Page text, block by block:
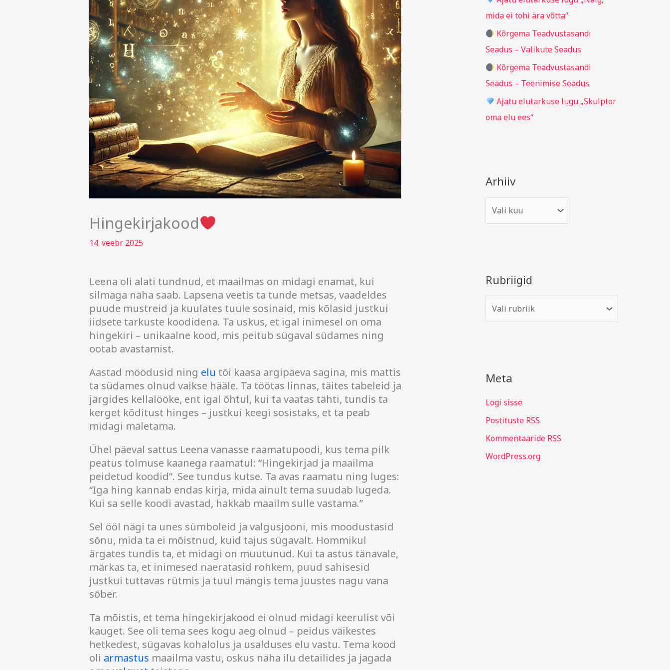
Hingekirjakood
14. veebr 2025
Leena oli alati tundnud, et maailmas on midagi enamat, kui
silmaga näha saab. Lapsena veetis ta tunde metsas, vaadeldes
puude mustreid ja kuulates tuule sosinaid, mis kõlasid justkui
iidsete tarkuste koodidena. Ta uskus, et igal inimesel on oma
hingekiri – unikaalne kood, mis peitub sügaval südames ning
ootab avastamist.
Aastad möödusid ning elu tõi kaasa argipäeva sagina, mis mattis
ta südames olnud vaikse hääle. Ta töötas linnas, täites tabeleid ja
järgides kellalööke, ent igal õhtul, kui ta vaatas tähti, tundis ta
kerget kõditust hinges – justkui keegi sosistaks, et ta peab
midagi mäletama.
Ühel päeval sattus Leena vanasse raamatupoodi, kus tema pilk
peatus tolmuse kaanega raamatul: “Hingekirjad ja maailma
peidetud koodid”. See tundus kutse. Ta avas raamatu ning luges:
“Iga hing kannab endas kirja, mida ainult tema suudab lugeda.
Kui sa selle koodi avastad, hakkab maailm sulle vastama.”
Sel ööl nägi ta unes sümboleid ja valgusjooni, mis moodustasid
sõnu, mida ta ei mõistnud, kuid tajus sügavalt. Hommikul
ärgates tundis ta, et midagi on muutunud. Kui ta astus tänavale,
märkas ta, et inimesed naeratasid rohkem, puud sahisesid
justkui tuttavas rütmis ja tuul mängis tema juustes nagu vana
sõber.
Ta mõistis, et tema hingekirjakood ei olnud midagi keerulist või
kauget. See oli tema sees kogu aeg olnud – peidus väikestes
hetkedest, sügavas kohalolus ja usalduses elu vastu. Tema kood
oli armastus maailma vastu, oskus näha ilu detailides ja jagada
:mida ei tohi ära võtta“
Kõrgema Teadvustasandi
Seadus – Valikute Seadus
Kõrgema Teadvustasandi
Seadus – Teenimise Seadus
Ajatu elutarkuse lugu „Skulptor
oma elu ees“
Arhiiv
Rubriigid
Meta
Logi sisse
Postituste RSS
Kommentaaride RSS
WordPress.org